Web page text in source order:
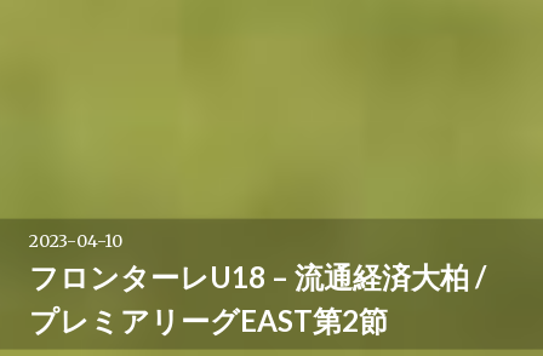
2023-04-10
フロンターレU18 – 流通経済大柏 /
プレミアリーグEAST第2節